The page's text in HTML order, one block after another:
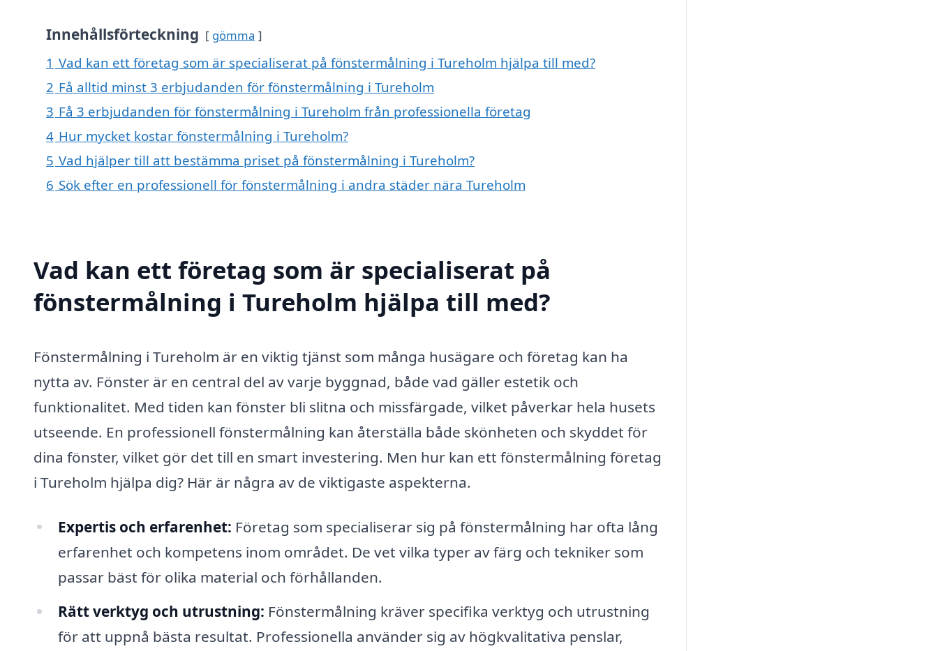
Innehållsförteckning gömma
1 Vad kan ett företag som är specialiserat på fönstermålning i Tureholm hjälpa till med?
2 Få alltid minst 3 erbjudanden för fönstermålning i Tureholm
3 Få 3 erbjudanden för fönstermålning i Tureholm från professionella företag
4 Hur mycket kostar fönstermålning i Tureholm?
5 Vad hjälper till att bestämma priset på fönstermålning i Tureholm?
6 Sök efter en professionell för fönstermålning i andra städer nära Tureholm
Vad kan ett företag som är specialiserat på
fönstermålning i Tureholm hjälpa till med?
Fönstermålning i Tureholm är en viktig tjänst som många husägare och företag kan ha
nytta av. Fönster är en central del av varje byggnad, både vad gäller estetik och
funktionalitet. Med tiden kan fönster bli slitna och missfärgade, vilket påverkar hela husets
utseende. En professionell fönstermålning kan återställa både skönheten och skyddet för
dina fönster, vilket gör det till en smart investering. Men hur kan ett fönstermålning företag
i Tureholm hjälpa dig? Här är några av de viktigaste aspekterna.
Expertis och erfarenhet: Företag som specialiserar sig på fönstermålning har ofta lång
erfarenhet och kompetens inom området. De vet vilka typer av färg och tekniker som
passar bäst för olika material och förhållanden.
Rätt verktyg och utrustning: Fönstermålning kräver specifika verktyg och utrustning
för att uppnå bästa resultat. Professionella använder sig av högkvalitativa penslar,